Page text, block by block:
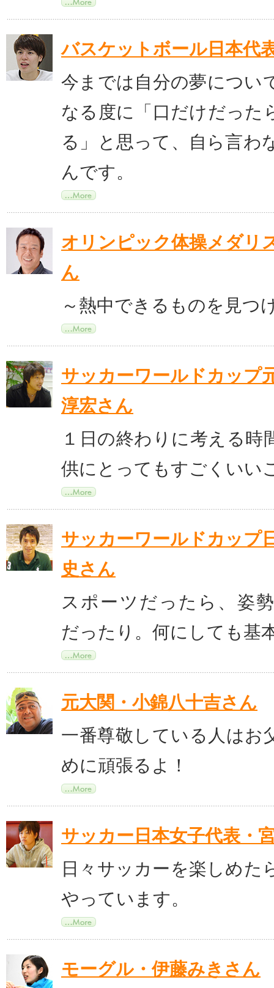
バスケットボール日本代
今までは自分の夢につい
なる度に「口だけだった
る」と思って、自ら言わ
んです。
オリンピック体操メダリ
ん
～熱中できるものを見つ
サッカーワールドカッ
淳宏さん
１日の終わりに考える時
供にとってもすごくいい
サッカーワールドカッ
史さん
スポーツだったら、姿
だったり。何にしても基
元大関・小錦八十吉さん
一番尊敬している人はお
めに頑張るよ！
サッカー日本女子代表・
日々サッカーを楽しめた
やっています。
モーグル・伊藤みきさん